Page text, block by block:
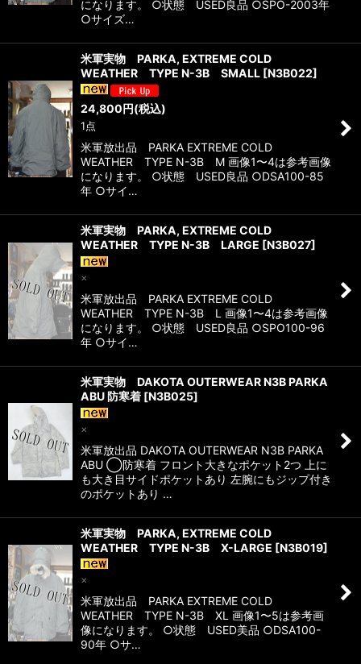
になります。 ○状態 USED良品 ○SPO-2003年
○サイズ…
米軍実物 PARKA, EXTREME COLD
WEATHER TYPE N-3B SMALL [N3B022]
24,800円(税込)
1点
米軍放出品 PARKA EXTREME COLD
WEATHER TYPE N-3B M 画像1〜4は参考画像
になります。 ○状態 USED良品 ○DSA100-85
年 ○サイ…
米軍実物 PARKA, EXTREME COLD
WEATHER TYPE N-3B LARGE [N3B027]
×
米軍放出品 PARKA EXTREME COLD
WEATHER TYPE N-3B L 画像1〜4は参考画像
になります。 ○状態 USED良品 ○SPO100-96
年 ○サイ…
米軍実物 DAKOTA OUTERWEAR N3B PARKA
ABU 防寒着 [N3B025]
×
米軍放出品 DAKOTA OUTERWEAR N3B PARKA
ABU ◯防寒着 フロント大きなポケット2つ 上に
も大き目サイドポケットあり 左腕にもジップ付き
のポケットあり …
米軍実物 PARKA, EXTREME COLD
WEATHER TYPE N-3B X-LARGE [N3B019]
×
米軍放出品 PARKA EXTREME COLD
WEATHER TYPE N-3B XL 画像1〜5は参考画
像になります。 ○状態 USED美品 ○DSA100-
90年 ○サ…